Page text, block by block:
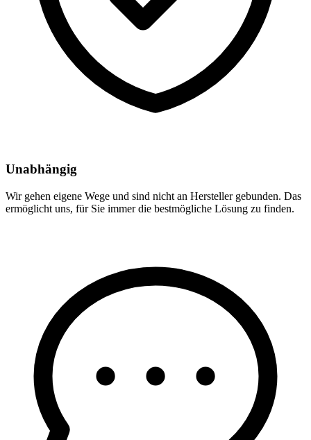
Unabhängig
Wir gehen eigene Wege und sind nicht an Hersteller gebunden. Das
ermöglicht uns, für Sie immer die bestmögliche Lösung zu finden.